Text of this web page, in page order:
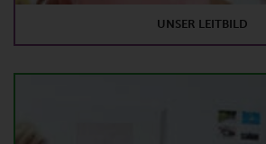
UNSER LEITBILD